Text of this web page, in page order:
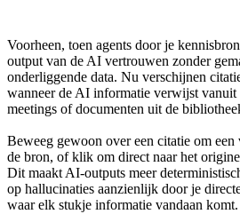
Voorheen, toen agents door je
output van de AI vertrouwen zonder
onderliggende data. Nu verschijnen
wanneer de AI informatie verwijst vanuit
meetings of documenten uit de
Beweeg gewoon over een citatie om
de bron, of klik om direct naar het
Dit maakt AI-outputs meer
op hallucinaties aanzienlijk door je
waar elk stukje informatie vandaan komt.